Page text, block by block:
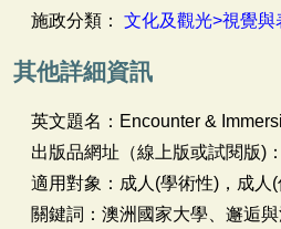
施政分類： 文化及觀光>視覺與
其他詳細資訊
英文題名： Encounter &
出版品網址（線上版或試閱版)
適用對象：成人(學術性)，成人
關鍵詞：澳洲國家大學、邂逅